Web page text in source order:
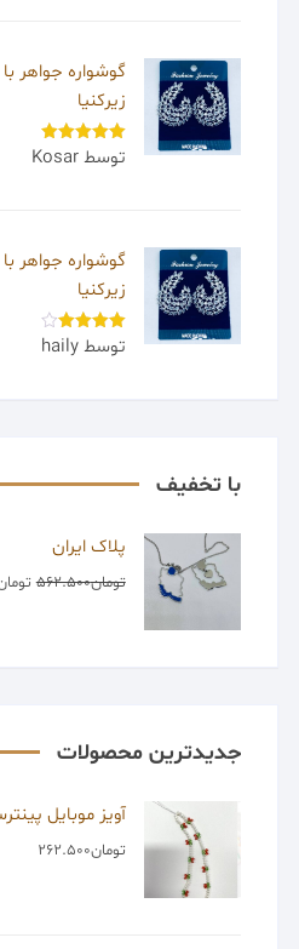
گوشواره جواهر
زیرکنیا
امتیاز 5از
5
توسط Kosar
گوشواره جواهر
زیرکنیا
امتیاز 4
از 5
توسط haily
با تخفیف
پلاک ایران
تومان562.500
جدیدترین محصولات
آویز موبایل
تومان262.500